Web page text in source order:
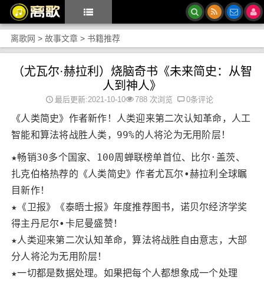
离歌网 > 故事文章 > 书籍推荐
（尤瓦尔·赫拉利）烧脑奇书《未来简史：从智
人到神人》
最后更新:2021-10-10 788 次浏览 0条评论
《人类简史》作者新作！人类迎来第二次认知革命，人工
智能和算法将战胜人类，99%的人将沦为无用阶层！
★畅销30多个国家、100周蝉联榜单首位、比尔·盖茨、
扎克伯格热荐的《人类简史》作者尤瓦尔•赫拉利全球瞩
目新作！
★《卫报》《泰晤士报》年度推荐图书，诺贝尔经济学奖
得主丹尼尔•卡尼曼盛赞！
★人类迎来第二次认知革命，算法将战胜自由意志，大部
分人将沦为无用阶层！
★一切都是数据处理。如果把每个人都想象成一个处理